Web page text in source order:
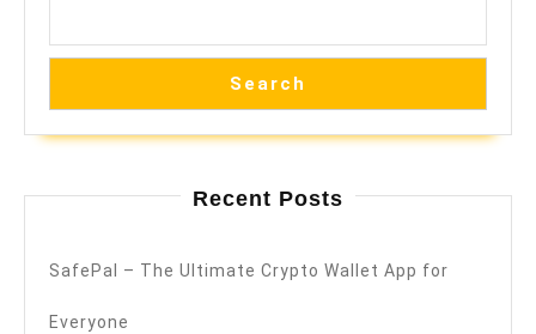
Search
Recent Posts
SafePal – The Ultimate Crypto Wallet App for
Everyone